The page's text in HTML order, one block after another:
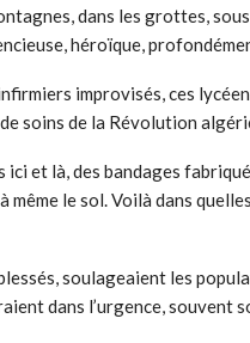
dans les grottes,
héroïque,
improvisés, ces
soins de la Révolution
et là, des bandages
même le sol. Voilà dans
soulageaient les
dans l’urgence, souvent